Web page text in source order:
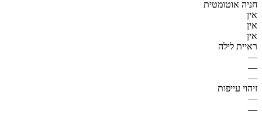
חניה אוטומטית
אין
אין
אין
ראיית לילה
—
—
—
זיהוי עייפות
—
—